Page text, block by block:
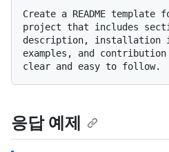
Create a README template
project that includes
description, installation
examples, and
응답 예제